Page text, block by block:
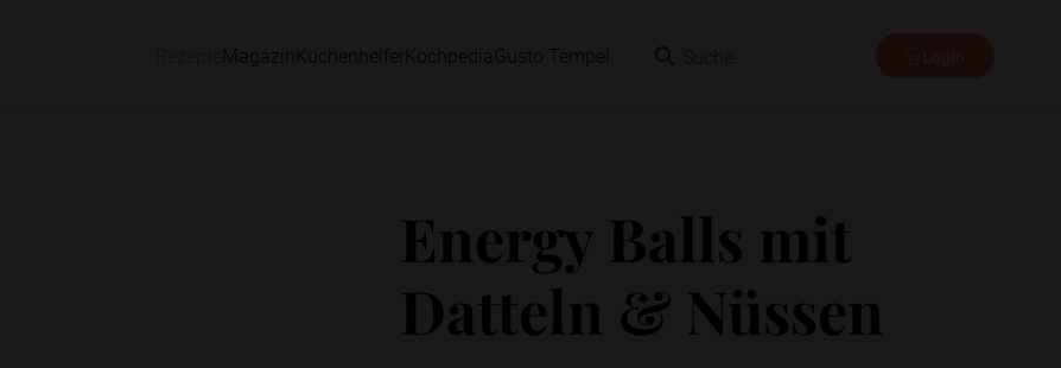
Magazin Küchenhelfer Kochpedia Gusto Tempel
Energy Balls mit
Datteln & Nüssen